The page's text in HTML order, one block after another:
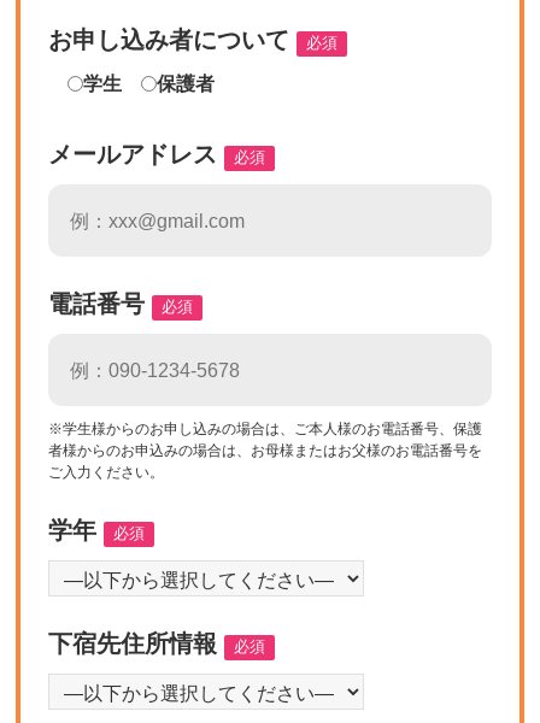
お申し込み者について 必須
学生 保護者
メールアドレス 必須
電話番号 必須
※学生様からのお申し込みの場合は、ご本人様のお電話番号、保護
者様からのお申込みの場合は、お母様またはお父様のお電話番号を
ご入力ください。
学年 必須
下宿先住所情報 必須